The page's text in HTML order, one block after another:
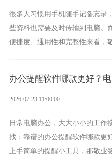
很多人习惯用手机随手记备忘录
些资料也需要及时传输到电脑。
便捷度、通用性和完整性来看，
办公提醒软件哪款更好？
2026-07-23 11:00:00
日常电脑办公，大大小小的工作
找：靠谱的办公提醒软件哪款更
上手简单的提醒小工具，那敬业